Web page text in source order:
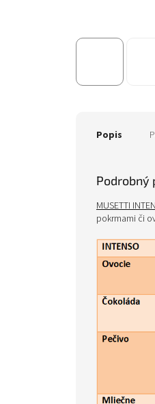
Popis
Podrobný
MUSETTI
pokrmami či